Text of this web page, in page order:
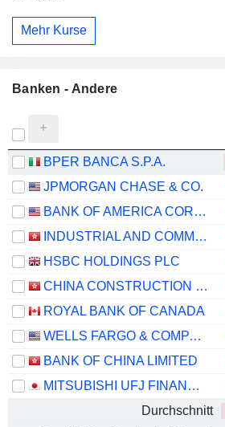
Mehr Kurse
Banken - Andere
BPER BANCA S.P.A.
JPMORGAN CHASE & CO.
BANK OF AMERICA CORPORATION
INDUSTRIAL AND COMMERCIAL BANK OF CHINA LIMITED
HSBC HOLDINGS PLC
CHINA CONSTRUCTION BANK CORPORATION
ROYAL BANK OF CANADA
WELLS FARGO & COMPANY
BANK OF CHINA LIMITED
MITSUBISHI UFJ FINANCIAL GROUP, INC.
Durchschnitt